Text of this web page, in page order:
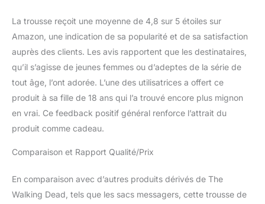
La trousse reçoit une moyenne de 4,8 sur 5 étoiles sur
Amazon, une indication de sa popularité et de sa satisfaction
auprès des clients. Les avis rapportent que les destinataires,
qu’il s’agisse de jeunes femmes ou d’adeptes de la série de
tout âge, l’ont adorée. L’une des utilisatrices a offert ce
produit à sa fille de 18 ans qui l’a trouvé encore plus mignon
en vrai. Ce feedback positif général renforce l’attrait du
produit comme cadeau.
Comparaison et Rapport Qualité/Prix
En comparaison avec d’autres produits dérivés de The
Walking Dead, tels que les sacs messagers, cette trousse de